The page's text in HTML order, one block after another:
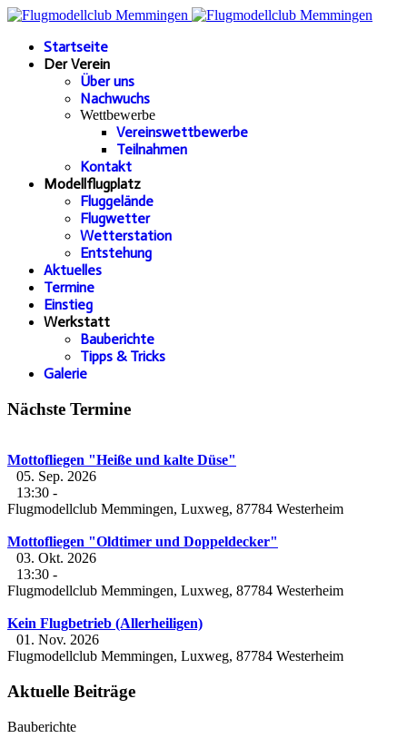
Startseite
Der Verein
Über uns
Nachwuchs
Wettbewerbe
Vereinswettbewerbe
Teilnahmen
Kontakt
Modellflugplatz
Fluggelände
Flugwetter
Wetterstation
Entstehung
Aktuelles
Termine
Einstieg
Werkstatt
Bauberichte
Tipps & Tricks
Galerie
Nächste Termine
Mottofliegen "Heiße und kalte Düse"
05. Sep. 2026
13:30 -
Flugmodellclub Memmingen, Luxweg, 87784 Westerheim
Mottofliegen "Oldtimer und Doppeldecker"
03. Okt. 2026
13:30 -
Flugmodellclub Memmingen, Luxweg, 87784 Westerheim
Kein Flugbetrieb (Allerheiligen)
01. Nov. 2026
Flugmodellclub Memmingen, Luxweg, 87784 Westerheim
Aktuelle Beiträge
Bauberichte